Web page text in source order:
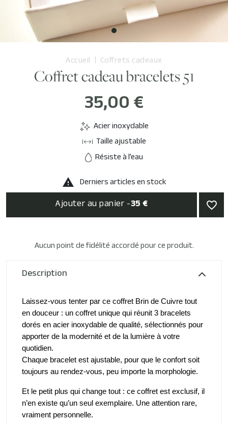
Accueil Coffrets cadeaux
Coffret cadeau bracelets 51
35,00 €
Acier inoxydable
Taille ajustable
Résiste à l’eau
 Derniers articles en stock
Ajouter au panier -35 € favorite_border
Aucun point de fidélité accordé pour ce produit.
Description
Laissez-vous tenter par ce coffret Brin de Cuivre tout
en douceur : un coffret unique qui réunit 3 bracelets
dorés en acier inoxydable de qualité, sélectionnés pour
apporter de la modernité et de la lumière à votre
quotidien.
Chaque bracelet est ajustable, pour que le confort soit
toujours au rendez-vous, peu importe la morphologie.
Et le petit plus qui change tout : ce coffret est exclusif, il
n’en existe qu’un seul exemplaire. Une attention rare,
vraiment personnelle.